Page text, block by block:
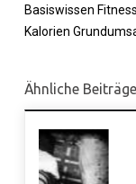
Basiswissen
Kalorien
Ähnliche